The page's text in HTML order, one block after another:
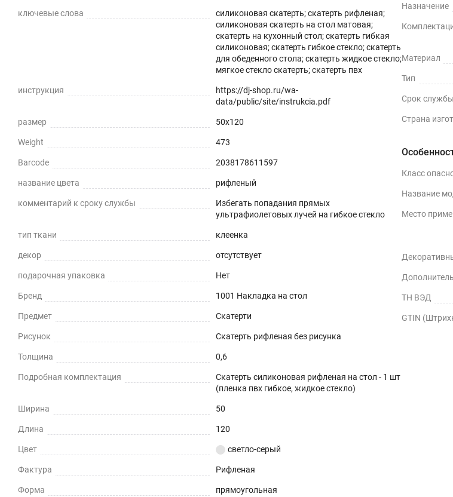
Силиконовая рифленая скатерть -
практичное решение для защиты плоских горизонтальных поверхностей и скатертей, а также
экологически чистый ПВХ-материал с характеристиками водонепроницаемости,
Защита поверхности стола от отпечатков пальцев, пыли, грязи и пятен жира.
Гибкость и матовая прозрачность
Совмещает высокую прозрачность и простую установку даже на стеклянные или глянцевые
Звукопоглощение
Приглушает звон столовых приборов.
Долговечно
До 5 лет использования.
Безопасно
Для людей и животных.
Гипоаллергенно
При использовании в помещении.
Прочность и износостойкость
ключевые слова
силиконовая скатерть; скатерть рифленая;
силиконовая скатерть на стол матовая;
скатерть на кухонный стол; скатерть гибкая
силиконовая; скатерть гибкое стекло; скатерть
для обеденного стола; скатерть жидкое стекло;
мягкое стекло скатерть; скатерть пвх
инструкция
https://dj-shop.ru/wa-
data/public/site/instrukcia.pdf
размер 50x120
Weight 473
Barcode 2038178611597
название цвета рифленый
комментарий к сроку службы
Избегать попадания прямых
ультрафиолетовых лучей на гибкое стекло
тип ткани клеенка
декор отсутствует
подарочная упаковка Нет
Бренд 1001 Накладка на стол
Предмет Скатерти
Рисунок Скатерть рифленая без рисунка
Толщина 0,6
Подробная комплектация
Скатерть силиконовая рифленая на стол - 1 шт
(пленка пвх гибкое, жидкое стекло)
Ширина 50
Длина 120
Цвет светло-серый
Фактура Рифленая
Форма прямоугольная
Назначение
Материал
Тип
Срок службы
Страна
Класс
Название
Место
ТН ВЭД
GTIN